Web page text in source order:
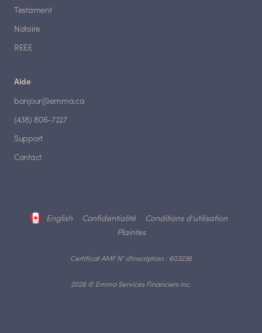
Testament
Notaire
REEE
Aide
bonjour@emma.ca
(438) 806-7227
Support
Contact
2026 © Emma Services Financiers inc.
Certificat AMF N° d'inscription : 603236
English Confidentialité
Conditions d'utilisation
Plaintes